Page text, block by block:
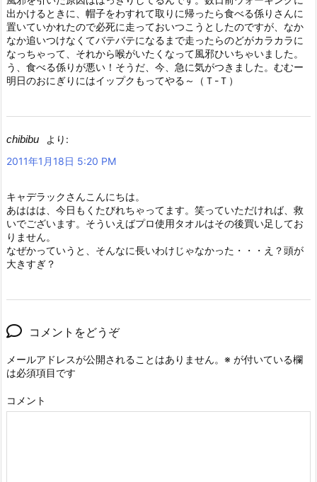
出かけるときに、帽子をわすれて取りに帰ったら食べる係りさんに
置いていかれたので必死に走っておいつこうとしたのですが、なか
なか追いつけなくてバテバテになるまで走ったらのどがカラカラに
なっちゃって、それから喉がいたくなって風邪ひいちゃいました。
う、食べる係りが悪い！そうだ、今、急に気がつきました。むむー
明日のおにぎりにはイップクもってやる～（Ｔ-Ｔ）
chibibu
より:
2011年1月18日 5:20 PM
キャデラックさんこんにちは。
あははは、今日もくたびれちゃってます。笑っていただければ、救
いでございます。そういえばプロ使用タオルはその後買い足してお
りません。
なぜかっていうと、そんなに長いわけじゃなかった・・・え？頭が
大きすぎ？
コメントをどうぞ
メールアドレスが公開されることはありません。 ※ が付いている欄
は必須項目です
コメント